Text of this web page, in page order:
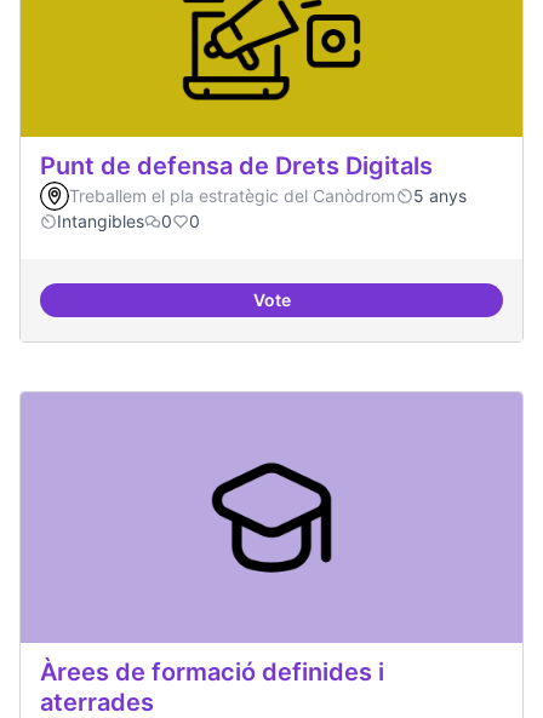
Punt de defensa de Drets Digitals
Treballem el pla estratègic del Canòdrom
5 anys
Intangibles
0 0
VotePunt de defensa de Drets Digitals
Àrees de formació definides i
aterrades